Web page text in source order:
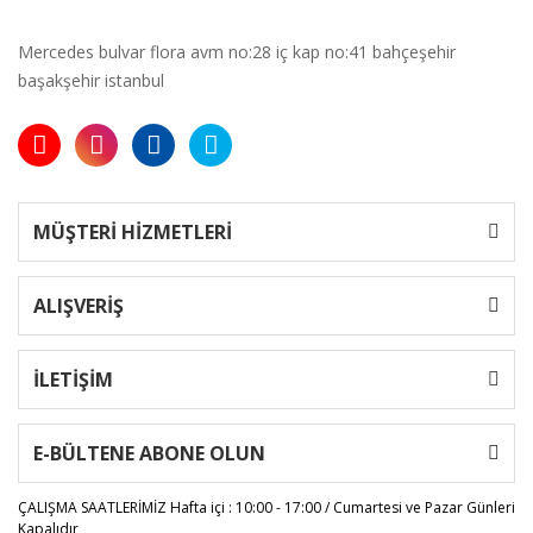
Mercedes bulvar flora avm no:28 iç kap no:41 bahçeşehir
başakşehir istanbul
MÜŞTERİ HİZMETLERİ
ALIŞVERİŞ
İLETİŞİM
E-BÜLTENE ABONE OLUN
ÇALIŞMA SAATLERİMİZHafta içi : 10:00 - 17:00 / Cumartesi ve Pazar Günleri
Kapalıdır